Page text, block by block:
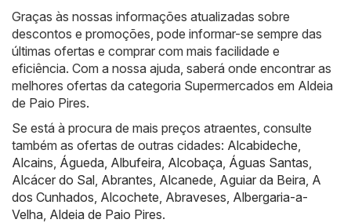
Graças às nossas informações atualizadas sobre
descontos e promoções, pode informar-se sempre das
últimas ofertas e comprar com mais facilidade e
eficiência. Com a nossa ajuda, saberá onde encontrar as
melhores ofertas da categoria Supermercados em Aldeia
de Paio Pires.
Se está à procura de mais preços atraentes, consulte
também as ofertas de outras cidades: Alcabideche
Alcains Águeda Albufeira Alcobaça Águas Santas
Alcácer do Sal Abrantes Alcanede Aguiar da Beira A
dos Cunhados Alcochete Abraveses Albergaria-a-
Velha Aldeia de Paio Pires.